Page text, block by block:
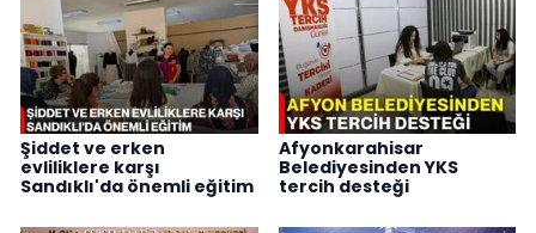
Şiddet ve erken
evliliklere karşı
Sandıklı'da önemli eğitim
Afyonkarahisar
Belediyesinden YKS
tercih desteği